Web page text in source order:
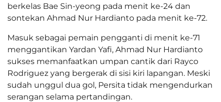
berkelas Bae Sin-yeong pada menit ke-24 dan
sontekan Ahmad Nur Hardianto pada menit ke-72.
Masuk sebagai pemain pengganti di menit ke-71
menggantikan Yardan Yafi, Ahmad Nur Hardianto
sukses memanfaatkan umpan cantik dari Rayco
Rodriguez yang bergerak di sisi kiri lapangan. Meski
sudah unggul dua gol, Persita tidak mengendurkan
serangan selama pertandingan.